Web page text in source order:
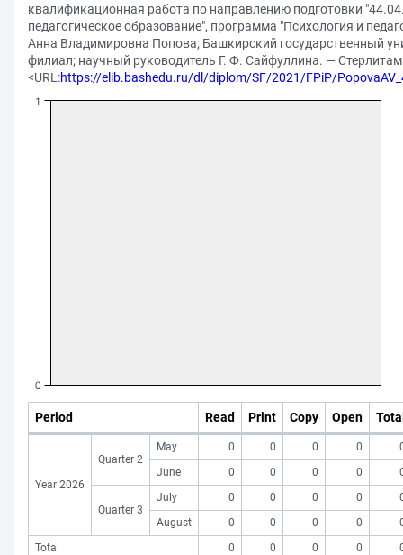
квалификационная работа по направлению подготовки
педагогическое образование", программа "Психология и
Анна Владимировна Попова; Башкирский государственный
филиал; научный руководитель Г. Ф. Сайфуллина. —
<URL:https://elib.bashedu.ru/dl/diplom/SF/2021/FPiP/
Period Read Print Copy Open
Year 2026
Quarter 2
May 0 0 0 0
June
0 0 0 0
Quarter 3
July 0 0 0 0
August
0 0 0 0
Total
0 0 0 0